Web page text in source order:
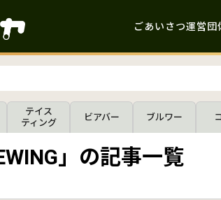
ごあいさつ運営団
テイス
ティング
ビアバー ブルワー
」の記事一覧